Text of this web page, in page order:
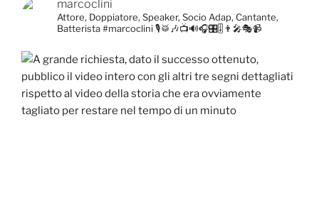
marcoclini
Attore, Doppiatore, Speaker, Socio Adap, Cantante,
Batterista#marcoclini 🎙️🥁🎶📺🔊🎧🎛️🎚️👨‍🎤🎭📹